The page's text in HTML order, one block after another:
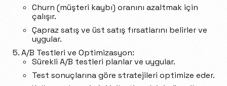
Churn (müşteri kaybı) oranını azaltmak için
çalışır.
Çapraz satış ve üst satış fırsatlarını belirler ve
uygular.
A/B Testleri ve Optimizasyon:
Sürekli A/B testleri planlar ve uygular.
Test sonuçlarına göre stratejileri optimize eder.